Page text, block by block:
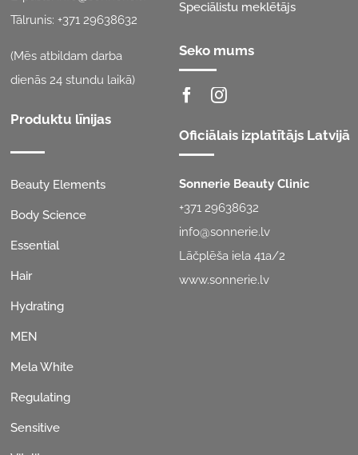
Tālrunis:+371 29638632
(Mēs atbildam darba
dienās 24 stundu laikā)
Produktu līnijas
Beauty Elements
Body Science
Essential
Hair
Hydrating
MEN
Mela White
Regulating
Sensitive
Speciālistu meklētājs
Seko mums
Oficiālais izplatītājs Latvijā
Sonnerie Beauty Clinic
+371 29638632
info@sonnerie.lv
Lāčplēša iela 41a/2
www.sonnerie.lv